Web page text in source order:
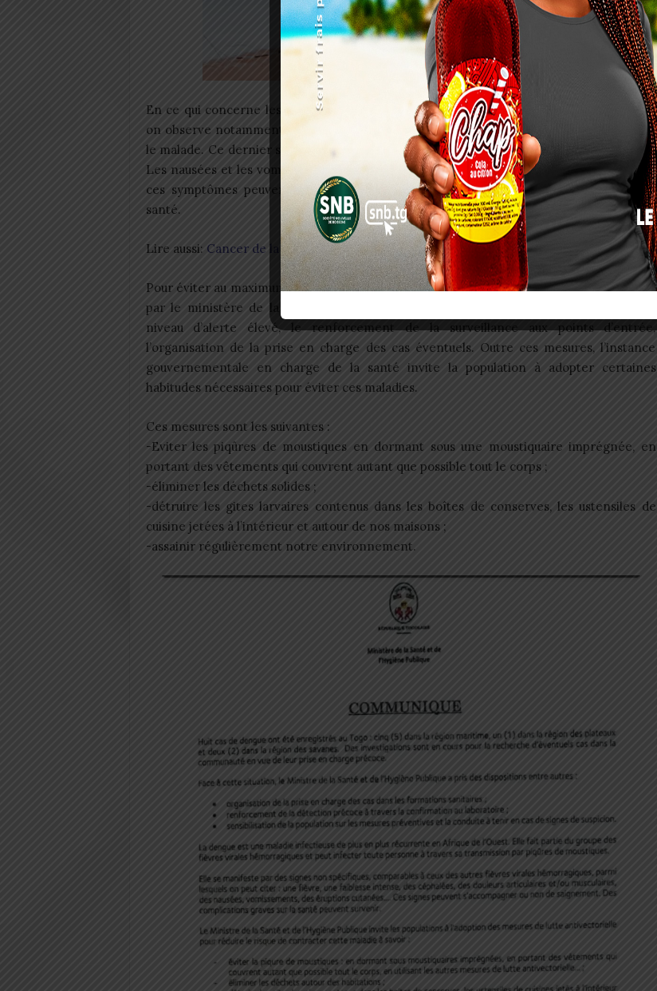
En ce qui concerne les symptômes, elles peuvent rester silencieuses ; au cas contraire
on observe notamment une forte fière avec des frissons et une éruption cutanée chez
le malade. Ce dernier se plaint de maux de tête, de troubles digestifs et de courbatures.
Les nausées et les vomissements peuvent aussi être présents chez lui. Il faut noter que
ces symptômes peuvent être accompagnés ou non des conséquences graves sur la
santé.
Lire aussi: Cancer de la prostate : OTR sensibilise son personnel
Pour éviter au maximum les risques de contracter la Dengue, des mesures ont été prises
par le ministère de la santé. Parmi celles-ci, nous pouvons retenir le maintien d’un
niveau d’alerte élevé, le renforcement de la surveillance aux points d’entrée,
l’organisation de la prise en charge des cas éventuels. Outre ces mesures, l’instance
gouvernementale en charge de la santé invite la population à adopter certaines
habitudes nécessaires pour éviter ces maladies.
Ces mesures sont les suivantes :
-Eviter les piqûres de moustiques en dormant sous une moustiquaire imprégnée, en
portant des vêtements qui couvrent autant que possible tout le corps ;
-éliminer les déchets solides ;
-détruire les gites larvaires contenus dans les boîtes de conserves, les ustensiles de
cuisine jetées à l’intérieur et autour de nos maisons ;
-assainir régulièrement notre environnement.